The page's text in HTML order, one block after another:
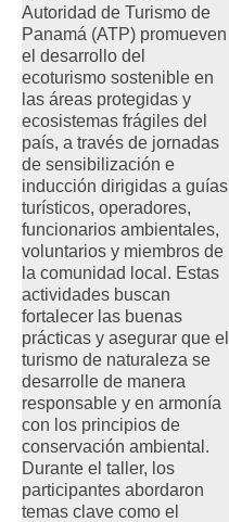
Autoridad de Turismo de
Panamá (ATP) promueven
el desarrollo del
ecoturismo sostenible en
las áreas protegidas y
ecosistemas frágiles del
país, a través de jornadas
de sensibilización e
inducción dirigidas a guías
turísticos, operadores,
funcionarios ambientales,
voluntarios y miembros de
la comunidad local. Estas
actividades buscan
fortalecer las buenas
prácticas y asegurar que el
turismo de naturaleza se
desarrolle de manera
responsable y en armonía
con los principios de
conservación ambiental.
Durante el taller, los
participantes abordaron
temas clave como el